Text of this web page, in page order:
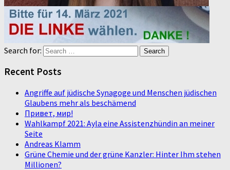
Search for:
Recent Posts
Angriffe auf jüdische Synagoge und Menschen jüdischen
Glaubens mehr als beschämend
Привет, мир!
Wahlkampf 2021: Ayla eine Assistenzhündin an meiner
Seite
Andreas Klamm
Grüne Chemie und der grüne Kanzler: Hinter Ihm stehen
Millionen?